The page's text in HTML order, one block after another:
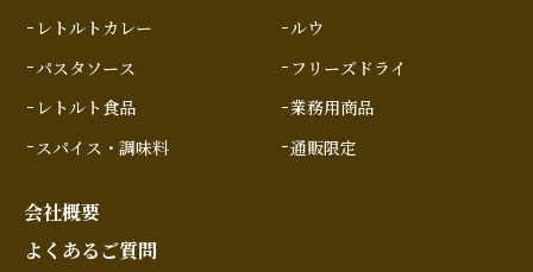
レトルトカレー
パスタソース
レトルト食品
スパイス・調味料
ルウ
フリーズドライ
業務用商品
通販限定
会社概要
よくあるご質問